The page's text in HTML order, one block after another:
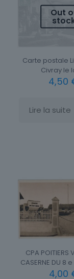
Out
Carte postale
Civray le
4,50
Lire la suite
CPA POITIERS
CASERNE DU 8
4,00